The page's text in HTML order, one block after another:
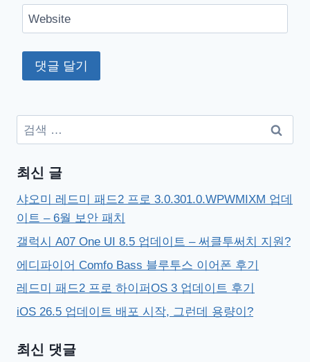
Website
검
색:
최신 글
샤오미 레드미 패드2 프로 3.0.301.0.WPWMIXM 업데
이트 – 6월 보안 패치
갤럭시 A07 One UI 8.5 업데이트 – 써클투써치 지원?
에디파이어 Comfo Bass 블루투스 이어폰 후기
레드미 패드2 프로 하이퍼OS 3 업데이트 후기
iOS 26.5 업데이트 배포 시작, 그런데 용량이?
최신 댓글